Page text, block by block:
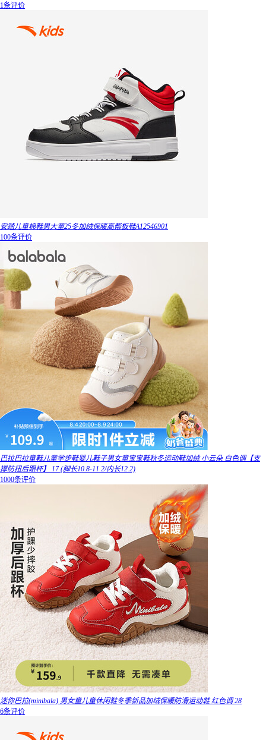
1条评价
安踏儿童棉鞋男大童25冬加绒保暖高帮板鞋A12546901
100条评价
巴拉巴拉童鞋儿童学步鞋婴儿鞋子男女童宝宝鞋秋冬运动鞋加绒 小云朵 白色调【支
撑防扭后跟杯】 17 (脚长10.8-11.2/内长12.2)
1000条评价
迷你巴拉(minibala) 男女童儿童休闲鞋冬季新品加绒保暖防滑运动鞋 红色调 28
6条评价